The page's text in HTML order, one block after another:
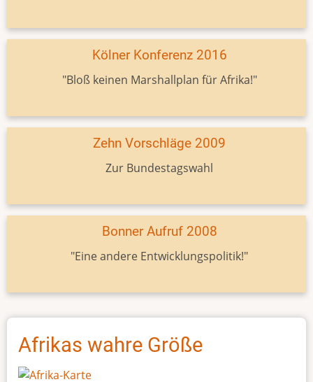
Kölner Konferenz 2016
"Bloß keinen Marshallplan für Afrika!"
Zehn Vorschläge 2009
Zur Bundestagswahl
Bonner Aufruf 2008
"Eine andere Entwicklungspolitik!"
Afrikas wahre Größe